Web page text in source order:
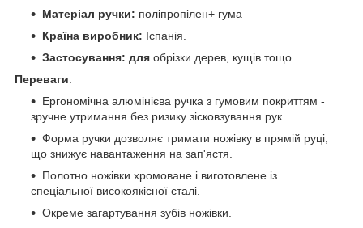
Матеріал ручки: поліпропілен+ гума
Країна виробник: Іспанія.
Застосування: для обрізки дерев, кущів тощо
Переваги:
Ергономічна алюмінієва ручка з гумовим покриттям -
зручне утримання без ризику зісковзування рук.
Форма ручки дозволяє тримати ножівку в прямій руці,
що знижує навантаження на зап'ястя.
Полотно ножівки хромоване і виготовлене із
спеціальної високоякісної сталі.
Окреме загартування зубів ножівки.